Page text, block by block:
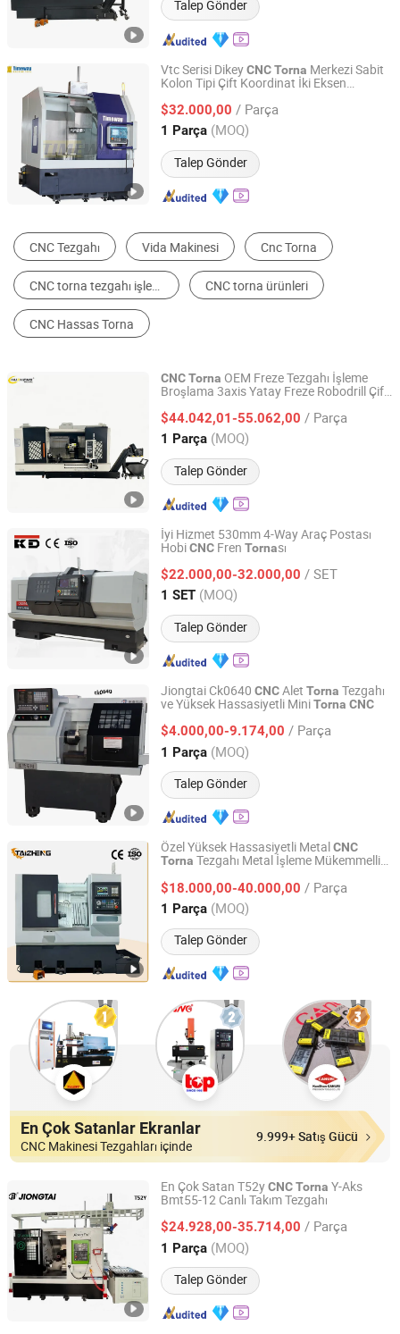
Talep Gönder
Vtc Serisi DikeyCNCTorna Merkezi Sabit
Kolon Tipi Çift Koordinat İki Eksen
$32.000,00 / Parça
1 Parça (MOQ)
Talep Gönder
Zhengzhou Timeway Machine Tool Co., Ltd.
Henan, China Fiyat 2013
CNC Makinesi Tezgahları Torna
Metal İşleme Makine Parçaları Ahşap Torna
Frezeleme Makinesi
CNCTorna OEM Freze Tezgahı İşleme
Broşlama 3axis Yatay Freze Robodrill Çift
Hassasiyet Stabil Performans
$44.042,01-55.062,00 / Parça
1 Parça (MOQ)
Talep Gönder
Xuancheng Huzheng Machinery Trading Co., Ltd.
Anhui, China Fiyat 2026
İyi Hizmet 530mm 4-Way Araç Postası
HobiCNC Fren Tornası
$22.000,00-32.000,00 / SET
1 SET (MOQ)
Talep Gönder
Zhejiang Kaida Machine Tool Co., Ltd.
Zhejiang, China Fiyat 2014
Jiongtai Ck0640 CNCAlet Torna Tezgahı
ve Yüksek Hassasiyetli MiniTorna CNC
$4.000,00-9.174,00 / Parça
1 Parça (MOQ)
Talep Gönder
Zhejiang Jiongtai Numerical Control Equipment Co., Ltd.
Zhejiang, China Fiyat 2024
Özel Yüksek Hassasiyetli MetalCNC
Torna Tezgahı Metal İşleme Mükemmelliği
$18.000,00-40.000,00 / Parça
1 Parça (MOQ)
Talep Gönder
Guangdong Taizheng Intelligent Equipment Co., LTD
Guangdong, China Fiyat 2024
En Çok Satanlar Ekranlar
CNC Makinesi Tezgahları içinde
9.999+ Satış Gücü
En Çok Satan T52yCNCTorna Y-Aks
Bmt55-12 Canlı Takım Tezgahı
$24.928,00-35.714,00 / Parça
1 Parça (MOQ)
Talep Gönder
Zhejiang Jiongtai Numerical Control Equipment Co., Ltd.
Zhejiang, China Fiyat 2024